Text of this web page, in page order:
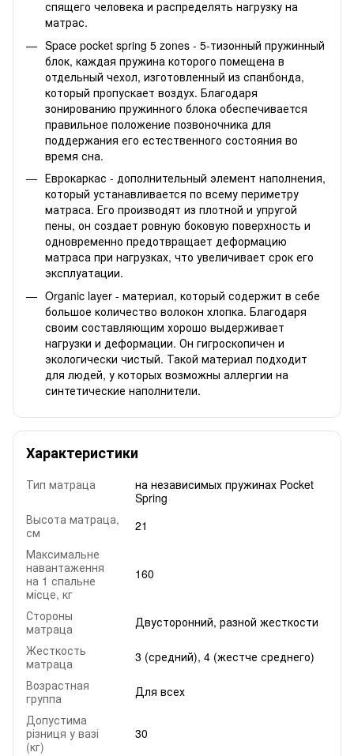
спящего человека и распределять нагрузку на
матрас.
Space pocket spring 5 zones - 5-тизонный пружинный
блок, каждая пружина которого помещена в
отдельный чехол, изготовленный из спанбонда,
который пропускает воздух. Благодаря
зонированию пружинного блока обеспечивается
правильное положение позвоночника для
поддержания его естественного состояния во
время сна.
Еврокаркас - дополнительный элемент наполнения,
который устанавливается по всему периметру
матраса. Его производят из плотной и упругой
пены, он создает ровную боковую поверхность и
одновременно предотвращает деформацию
матраса при нагрузках, что увеличивает срок его
эксплуатации.
Organic layer - материал, который содержит в себе
большое количество волокон хлопка. Благодаря
своим составляющим хорошо выдерживает
нагрузки и деформации. Он гигроскопичен и
экологически чистый. Такой материал подходит
для людей, у которых возможны аллергии на
синтетические наполнители.
Характеристики
Тип матраца
на независимых пружинах Pocket
Spring
Высота матраца,
см
21
Максимальне
навантаження
на 1 спальне
місце, кг
160
Стороны
матраца
Двусторонний, разной жесткости
Жесткость
матраца
3 (средний), 4 (жестче среднего)
Возрастная
группа
Для всех
Допустима
різниця у вазі
(кг)
30